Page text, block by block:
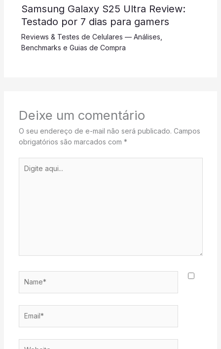
Samsung Galaxy S25 Ultra Review:
Testado por 7 dias para gamers
Reviews & Testes de Celulares — Análises,
Benchmarks e Guias de Compra
Deixe um comentário
O seu endereço de e-mail não será publicado. Campos
obrigatórios são marcados com *
aqui...